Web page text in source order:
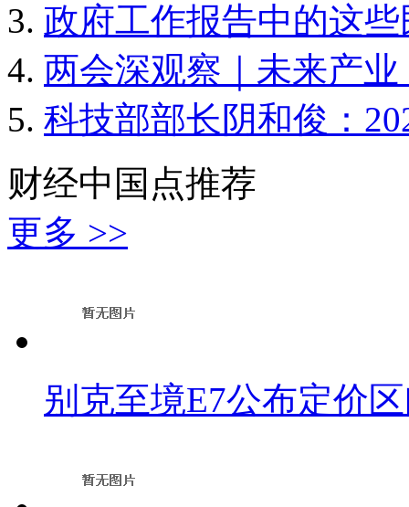
政府工作报告中的这
两会深观察｜未来产
科技部部长阴和俊：
财经中国点推荐
更多 >>
别克至境E7公布定价